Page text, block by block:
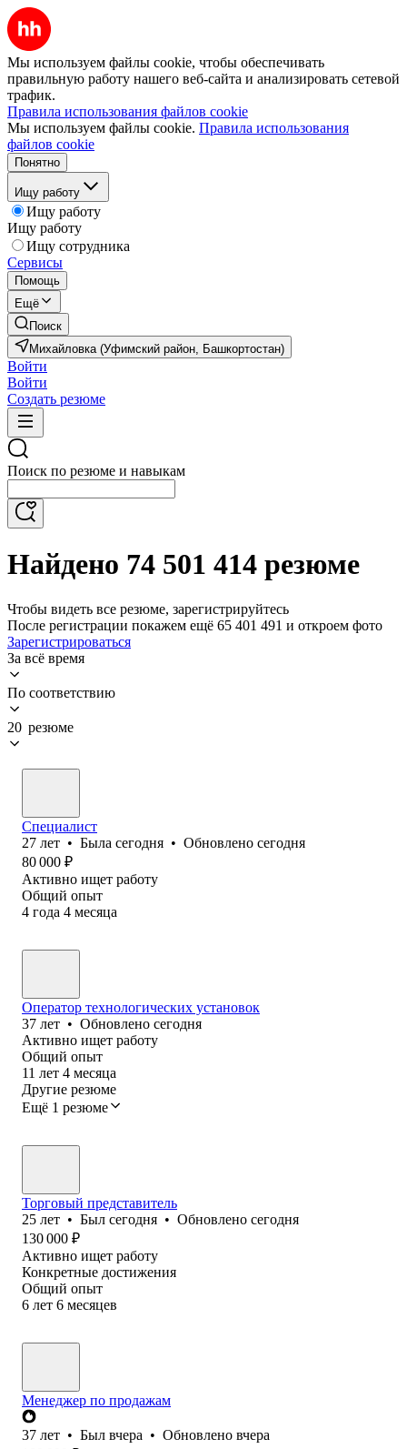
Мы используем файлы cookie, чтобы обеспечивать
правильную работу нашего веб-сайта и анализировать сетевой
трафик.
Правила использования файлов cookie
Мы используем файлы cookie. Правила использования
файлов cookie
Понятно
Ищу работу
Ищу работу
Ищу работу
Ищу сотрудника
Сервисы
Помощь
Ещё
Поиск
Михайловка (Уфимский район, Башкортостан)
Войти
Войти
Создать резюме
Поиск по резюме и навыкам
Найдено 74 501 414 резюме
Чтобы видеть все резюме, зарегистрируйтесь
После регистрации покажем ещё 65 401 491 и откроем фото
Зарегистрироваться
За всё время
По соответствию
20 резюме
Специалист
27 лет • Была сегодня • Обновлено сегодня
80 000 ₽
Активно ищет работу
Общий опыт
4 года 4 месяца
Оператор технологических установок
37 лет • Обновлено сегодня
Активно ищет работу
Общий опыт
11 лет 4 месяца
Другие резюме
Ещё 1 резюме
Торговый представитель
25 лет • Был сегодня • Обновлено сегодня
130 000 ₽
Активно ищет работу
Конкретные достижения
Общий опыт
6 лет 6 месяцев
Менеджер по продажам
37 лет • Был вчера • Обновлено вчера